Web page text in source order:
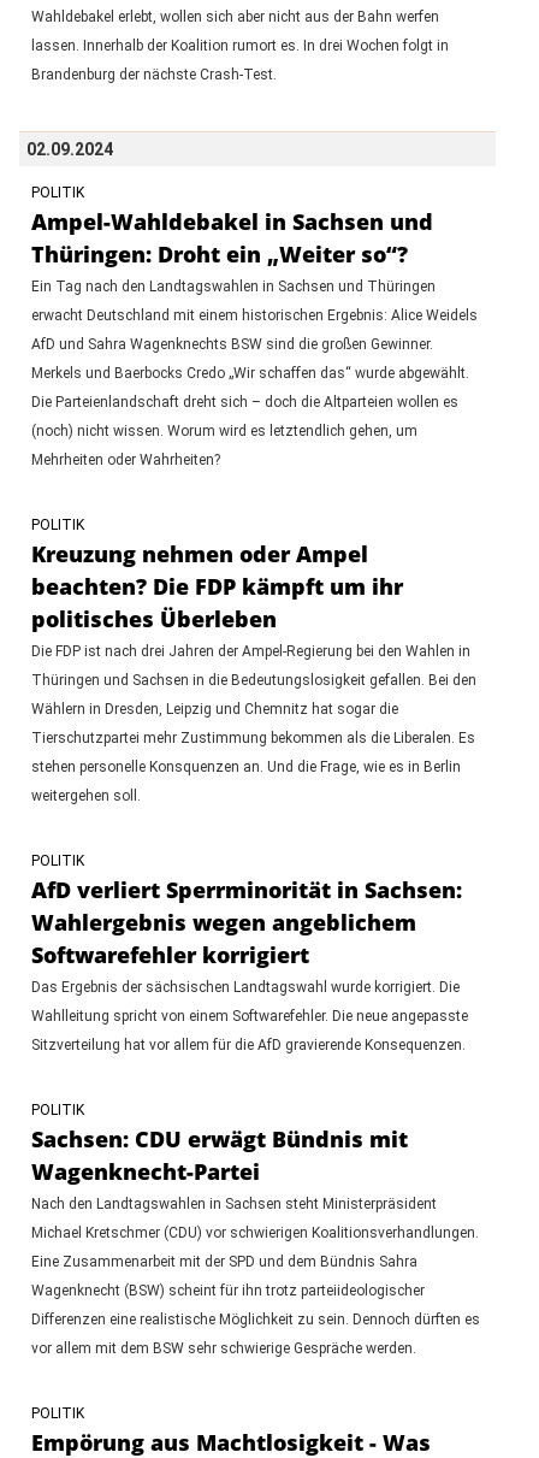
Wahldebakel erlebt, wollen sich aber nicht aus der Bahn werfen
lassen. Innerhalb der Koalition rumort es. In drei Wochen folgt in
Brandenburg der nächste Crash-Test.
02.09.2024
POLITIK
Ampel-Wahldebakel in Sachsen und
Thüringen: Droht ein „Weiter so“?
Ein Tag nach den Landtagswahlen in Sachsen und Thüringen
erwacht Deutschland mit einem historischen Ergebnis: Alice Weidels
AfD und Sahra Wagenknechts BSW sind die großen Gewinner.
Merkels und Baerbocks Credo „Wir schaffen das“ wurde abgewählt.
Die Parteienlandschaft dreht sich – doch die Altparteien wollen es
(noch) nicht wissen. Worum wird es letztendlich gehen, um
Mehrheiten oder Wahrheiten?
POLITIK
Kreuzung nehmen oder Ampel
beachten? Die FDP kämpft um ihr
politisches Überleben
Die FDP ist nach drei Jahren der Ampel-Regierung bei den Wahlen in
Thüringen und Sachsen in die Bedeutungslosigkeit gefallen. Bei den
Wählern in Dresden, Leipzig und Chemnitz hat sogar die
Tierschutzpartei mehr Zustimmung bekommen als die Liberalen. Es
stehen personelle Konsquenzen an. Und die Frage, wie es in Berlin
weitergehen soll.
POLITIK
AfD verliert Sperrminorität in Sachsen:
Wahlergebnis wegen angeblichem
Softwarefehler korrigiert
Das Ergebnis der sächsischen Landtagswahl wurde korrigiert. Die
Wahlleitung spricht von einem Softwarefehler. Die neue angepasste
Sitzverteilung hat vor allem für die AfD gravierende Konsequenzen.
POLITIK
Sachsen: CDU erwägt Bündnis mit
Wagenknecht-Partei
Nach den Landtagswahlen in Sachsen steht Ministerpräsident
Michael Kretschmer (CDU) vor schwierigen Koalitionsverhandlungen.
Eine Zusammenarbeit mit der SPD und dem Bündnis Sahra
Wagenknecht (BSW) scheint für ihn trotz parteiideologischer
Differenzen eine realistische Möglichkeit zu sein. Dennoch dürften es
vor allem mit dem BSW sehr schwierige Gespräche werden.
POLITIK
Empörung aus Machtlosigkeit - Was